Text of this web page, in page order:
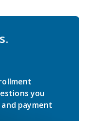
you
payment